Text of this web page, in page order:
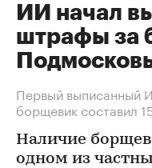
ИИ начал
штрафы за
Первый выписанный
борщевик составил
Наличие
одном из